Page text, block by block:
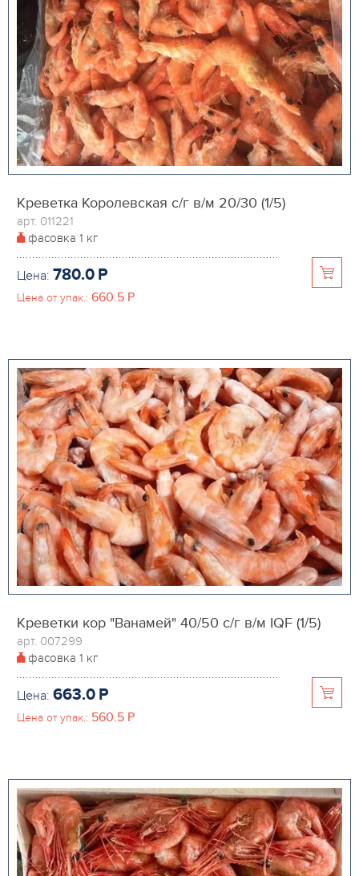
Креветка Королевская с/г в/м 20/30 (1/5)
арт. 011221
фасовка 1 кг
Цена: 780.0 P
Цена от упак.: 660.5 P
Креветки кор "Ванамей" 40/50 с/г в/м IQF (1/5)
арт. 007299
фасовка 1 кг
Цена: 663.0 P
Цена от упак.: 560.5 P